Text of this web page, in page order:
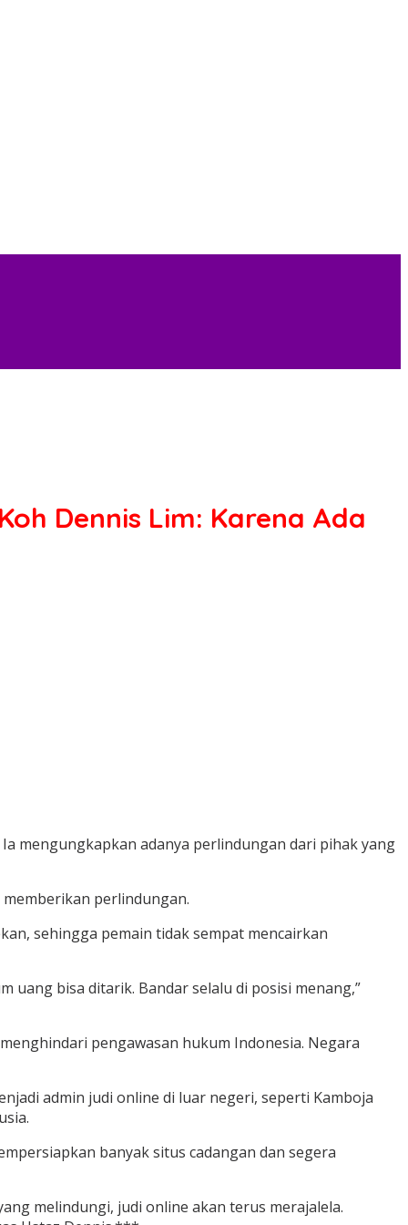
Dennis Lim: Karena Ada
mengungkapkan adanya perlindungan dari pihak yang
perlindungan.
sehingga pemain tidak sempat mencairkan
uang bisa ditarik. Bandar selalu di posisi menang,”
pengawasan hukum Indonesia. Negara
admin judi online di luar negeri, seperti Kamboja
banyak situs cadangan dan segera
melindungi, judi online akan terus merajalela.